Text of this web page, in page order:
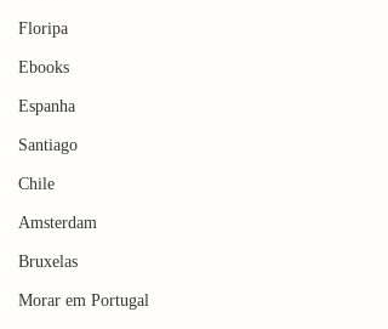
Floripa
Ebooks
Espanha
Santiago
Chile
Amsterdam
Bruxelas
Morar em Portugal